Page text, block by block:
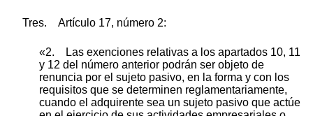
Tres. Artículo 17, número 2:
«2. Las exenciones relativas a los apartados 10, 11
y 12 del número anterior podrán ser objeto de
renuncia por el sujeto pasivo, en la forma y con los
requisitos que se determinen reglamentariamente,
cuando el adquirente sea un sujeto pasivo que actúe